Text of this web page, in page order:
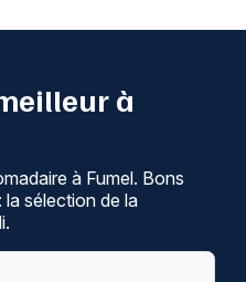
à
à Fumel. Bons
la sélection de la